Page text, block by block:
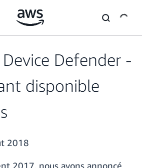
Device Defender -
disponible
2018
2017, nous avons annoncé